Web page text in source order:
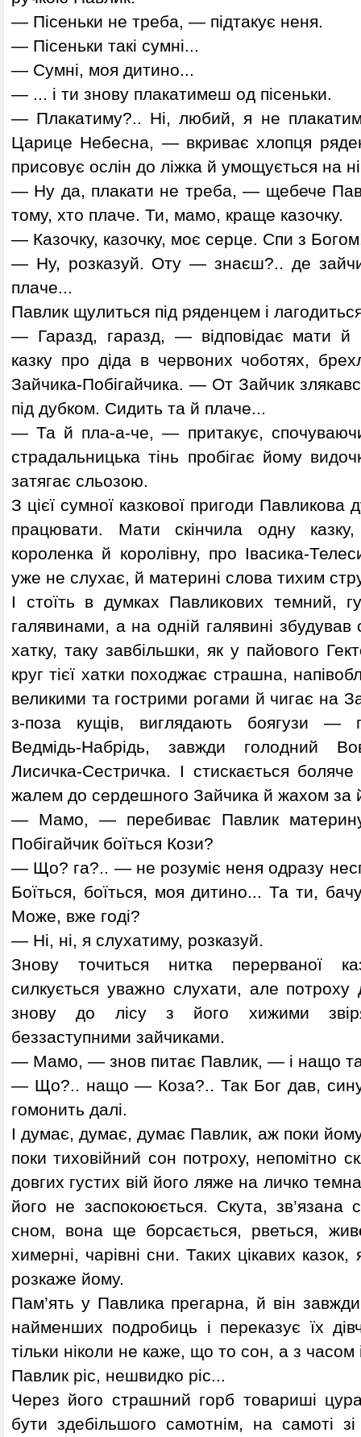
— Пісеньки не треба, — підтакує неня.
— Пісеньки такі сумні...
— Сумні, моя дитино...
— ... і ти знову плакатимеш од пісеньки.
— Плакатиму?.. Ні, любий, я не
Царице Небесна, — вкриває хлопця
присовує ослін до ліжка й умощується на
— Ну да, плакати не треба, — щебече
тому, хто плаче. Ти, мамо, краще казочку.
— Казочку, казочку, моє серце. Спи з
— Ну, розказуй. Оту — знаєш?.. де
плаче...
Павлик щулиться під ряденцем і
— Гаразд, гаразд, — відповідає мати й
казку про діда в червоних чоботях,
Зайчика-Побігайчика. — От Зайчик
під дубком. Сидить та й плаче...
— Та й пла-а-че, — притакує,
страдальницька тінь пробігає йому
затягає сльозою.
З цієї сумної казкової пригоди
працювати. Мати скінчила одну
короленка й королівну, про Івасика-
уже не слухає, й материні слова тихим
І стоїть в думках Павликових темний,
галявинами, а на одній галявині збудував
хатку, таку завбільшки, як у пайового
круг тієї хатки походжає страшна,
великими та гострими рогами й чигає на
з-поза кущів, виглядають боягузи —
Ведмідь-Набрідь, завжди голодний
Лисичка-Сестричка. І стискається
жалем до сердешного Зайчика й жахом за
— Мамо, — перебиває Павлик
Побігайчик боїться Кози?
— Що? га?.. — не розуміє неня одразу
Боїться, боїться, моя дитино... Та ти,
Може, вже годі?
— Ні, ні, я слухатиму, розказуй.
Знову точиться нитка перерваної
силкується уважно слухати, але потроху
знову до лісу з його хижими
беззаступними зайчиками.
— Мамо, — знов питає Павлик, — і нащо та
— Що?.. нащо — Коза?.. Так Бог дав,
гомонить далі.
І думає, думає, думає Павлик, аж поки
поки тиховійний сон потроху, непомітно
довгих густих вій його ляже на личко
його не заспокоюється. Скута, зв’язана
сном, вона ще борсається, рветься,
химерні, чарівні сни. Таких цікавих
розкаже йому.
Пам’ять у Павлика прегарна, й він
найменших подробиць і переказує їх
тільки ніколи не каже, що то сон, а з часом
Павлик ріс, нешвидко ріс...
Через його страшний горб товариші
бути здебільшого самотнім, на самоті